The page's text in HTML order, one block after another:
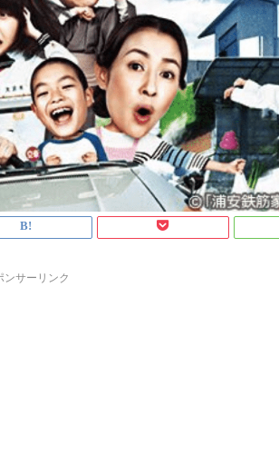
ンサーリンク